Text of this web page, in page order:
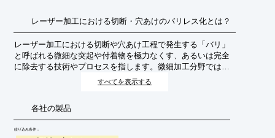
レーザー加工における切断・穴あけのバリレス化とは？
レーザー加工における切断や穴あけ工程で発生する「バリ」
と呼ばれる微細な突起や付着物を極力なくす、あるいは完全
に除去する技術やプロセスを指します。微細加工分野では、
製品の品質向上、後工程の負担軽減、高精度化のためにバリ
すべてを表示する
各社の製品
絞り込み条件：